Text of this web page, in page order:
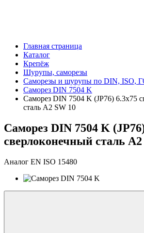
Главная страница
Каталог
Крепёж
Шурупы, саморезы
Саморезы и шурупы по DIN, ISO,
Саморез DIN 7504 K
Саморез DIN 7504 K (JP76) 6.3х75
сталь A2 SW 10
Саморез DIN 7504 K
сверлоконечный сталь A2
Аналог EN ISO 15480